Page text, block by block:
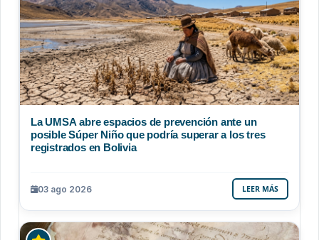
La UMSA abre espacios de prevención ante un
posible Súper Niño que podría superar a los tres
registrados en Bolivia
03 ago 2026 LEER MÁS